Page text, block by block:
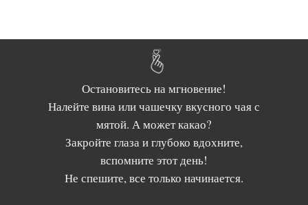
Остановитесь на мгновение!
Налейте вина или чашечку вкусного чая с
мятой. А может какао?
Закройте глаза и глубоко вдохните,
вспомните этот день!
Не спешите, все только начинается.